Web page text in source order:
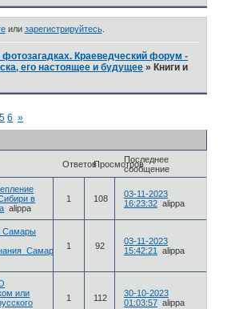
или зарегистрируйтесь.
Краеведческий форум -
его настоящее и будущее » Книги и
5 6 »
ОтветовПросмотровПоследнее
сообщение
в
alippa
1 108
03-11-2023
16:23:32 alippa
Самары
1 92
03-11-2023
15:42:21
alippa
или
1 112
30-10-2023
01:03:57 alippa